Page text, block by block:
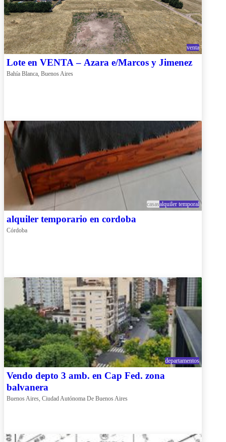
venta
Lote en VENTA – Azara e/Marcos y Jimenez
Bahía Blanca, Buenos Aires
casasalquiler temporal
alquiler temporario en cordoba
Córdoba
departamentos
Vendo depto 3 amb. en Cap Fed. zona
balvanera
Buenos Aires, Ciudad Autónoma De Buenos Aires